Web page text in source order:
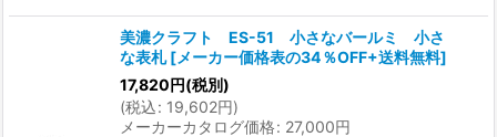
美濃クラフト ES-51 小さなバールミ 小さ
な表札 [メーカー価格表の34％OFF+送料無料]
17,820円(税別)
(税込: 19,602円)
メーカーカタログ価格: 27,000円